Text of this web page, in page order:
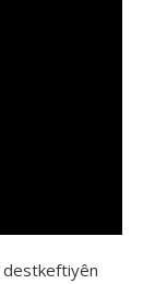
destkeftiyên